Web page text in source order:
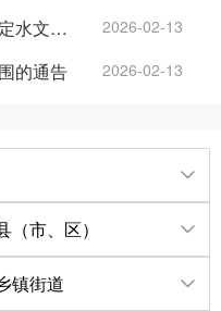
音频丨安化县人民政府关于划定水文监测环境保护范围通告的政策解读 2026-02-13
的通告 2026-02-13
（市、区）
镇街道